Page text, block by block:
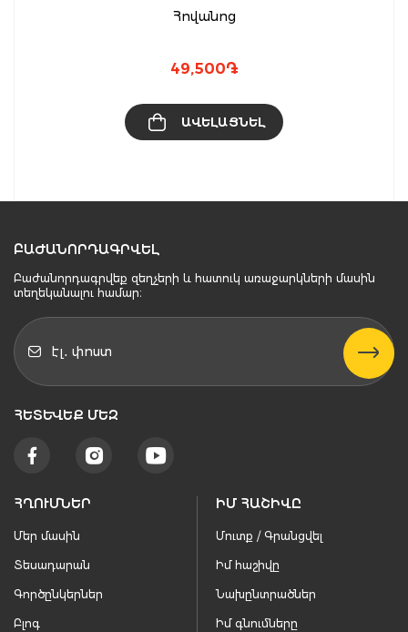
Հովանոց
49,500֏
ԱՎԵԼԱՑՆԵԼ
ԲԱԺԱՆՈՐԴԱԳՐՎԵԼ
Բաժանորդագրվեք զեղչերի և հատուկ առաջարկների մասին
տեղեկանալու համար։
ՀԵՏԵՒԵՔ ՄԵԶ
ՀՂՈՒՄՆԵՐ
Մեր մասին
Տեսադարան
Գործընկերներ
Բլոգ
ԻՄ ՀԱՇԻՎԸ
Մուտք / Գրանցվել
Իմ հաշիվը
Նախընտրածներ
Իմ գնումները